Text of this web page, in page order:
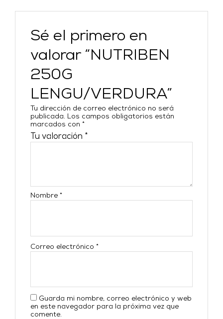
Sé el primero en
valorar “NUTRIBEN
250G
LENGU/VERDURA”
Tu dirección de correo electrónico no será
publicada. Los campos obligatorios están
marcados con*
Tu valoración *
Nombre*
Correo electrónico*
Guarda mi nombre, correo electrónico y web
en este navegador para la próxima vez que
comente.